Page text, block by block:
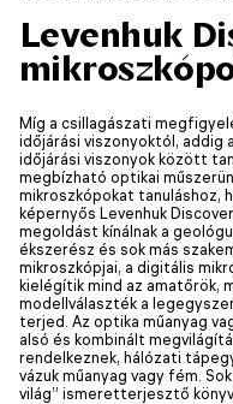
Levenhuk
Míg a csillagászati
időjárási viszonyoktól, addig
időjárási viszonyok között
megbízható optikai
mikroszkópokat tanuláshoz,
képernyős Levenhuk
megoldást kínálnak a
ékszerész és sok más
mikroszkópjai, a digitális
kielégítik mind az amatőrök,
modellválaszték a
terjed. Az optika műanyag
alsó és kombinált
rendelkeznek, hálózati
vázuk műanyag vagy fém.
világ” ismeretterjesztő